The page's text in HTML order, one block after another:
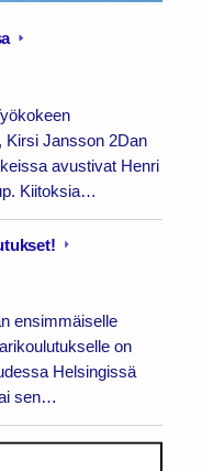
Kirsi Jansson 2Dan
avustivat Henri
Kiitoksia…
ensimmäiselle
on
Helsingissä
sen…